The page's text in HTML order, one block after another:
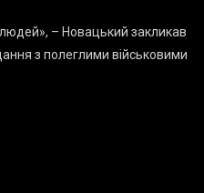
– Новацький закликав
з полеглими військовими